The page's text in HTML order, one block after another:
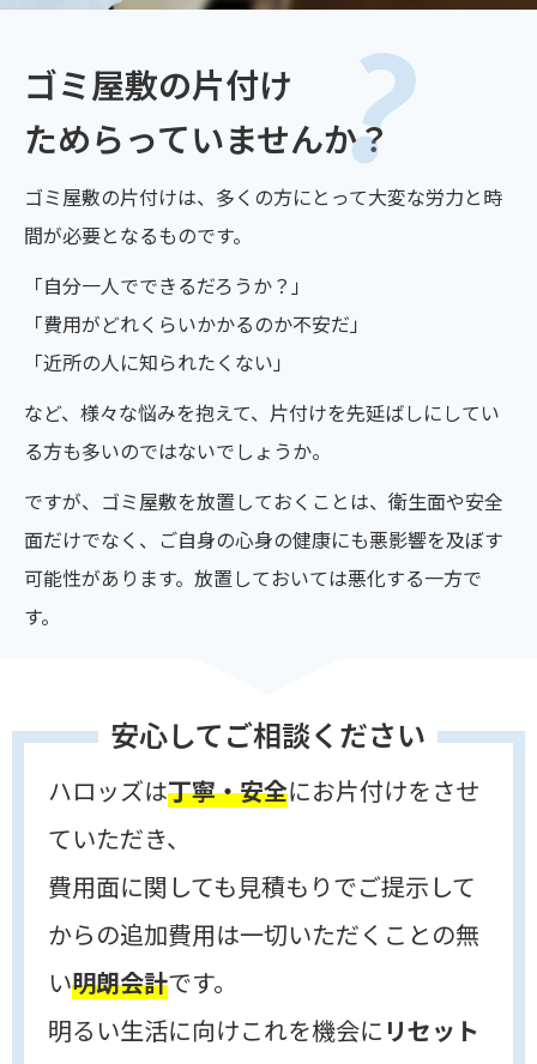
ゴミ屋敷の片付け
ためらっていませんか？
ゴミ屋敷の片付けは、多くの方にとって大変な労力と時
間が必要となるものです。
「自分一人でできるだろうか？」
「費用がどれくらいかかるのか不安だ」
「近所の人に知られたくない」
など、様々な悩みを抱えて、片付けを先延ばしにしてい
る方も多いのではないでしょうか。
ですが、ゴミ屋敷を放置しておくことは、衛生面や安全
面だけでなく、ご自身の心身の健康にも悪影響を及ぼす
可能性があります。放置しておいては悪化する一方で
す。
安心してご相談ください
ハロッズは丁寧・安全にお片付けをさせ
ていただき、
費用面に関しても見積もりでご提示して
からの追加費用は一切いただくことの無
い明朗会計です。
明るい生活に向けこれを機会に リセット